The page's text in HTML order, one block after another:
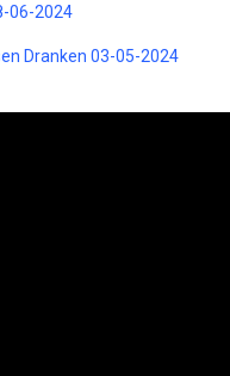
06-2024
Dranken 03-05-2024